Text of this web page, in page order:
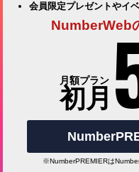
会員限定プレゼントやイ
NumberWeb
月額プラン
初月
※NumberPREMIERは